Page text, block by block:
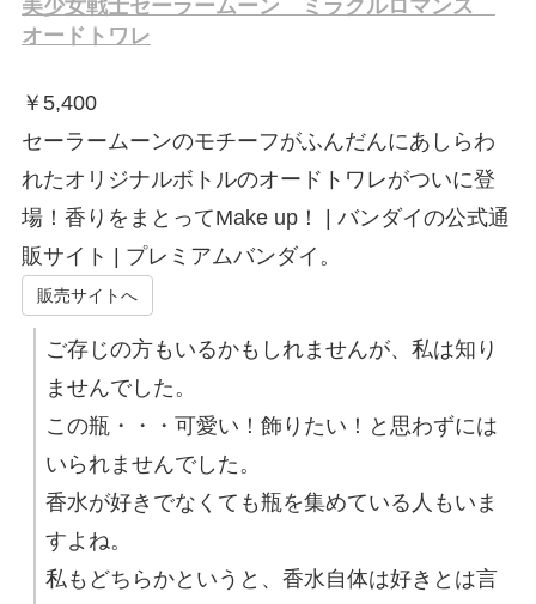
美少女戦士セーラームーン ミラクルロマンス
オードトワレ
￥ 5,400
セーラームーンのモチーフがふんだんにあしらわ
れたオリジナルボトルのオードトワレがついに登
場！香りをまとってMake up！ | バンダイの公式通
販サイト | プレミアムバンダイ。
販売サイトへ
ご存じの方もいるかもしれませんが、私は知り
ませんでした。
この瓶・・・可愛い！飾りたい！と思わずには
いられませんでした。
香水が好きでなくても瓶を集めている人もいま
すよね。
私もどちらかというと、香水自体は好きとは言